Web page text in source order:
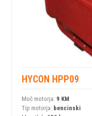
HYCON HPP09
Moč motorja: 9 KM
Tip motorja: bencinski